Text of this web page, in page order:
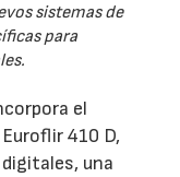
sistemas de
para
el
410 D,
una